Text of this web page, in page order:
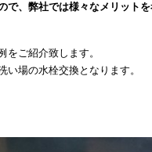
で、弊社では様々なメリット
ご紹介致します。
場の水栓交換となります。